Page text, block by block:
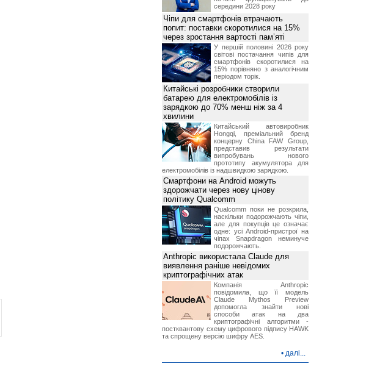
середини 2028 року
Чіпи для смартфонів втрачають
попит: поставки скоротилися на 15%
через зростання вартості пам’яті
У першій половині 2026 року
світові постачання чипів для
смартфонів скоротилися на
15% порівняно з аналогічним
періодом торік.
Китайські розробники створили
батарею для електромобілів із
зарядкою до 70% менш ніж за 4
хвилини
Китайський автовиробник
Hongqi, преміальний бренд
концерну China FAW Group,
представив результати
випробувань нового
прототипу акумулятора для
електромобілів із надшвидкою зарядкою.
Смартфони на Android можуть
здорожчати через нову цінову
політику Qualcomm
Qualcomm поки не розкрила,
наскільки подорожчають чіпи,
але для покупців це означає
одне: усі Android-пристрої на
чіпах Snapdragon неминуче
подорожчають.
Anthropic використала Claude для
виявлення раніше невідомих
криптографічних атак
Компанія Anthropic
повідомила, що її модель
Claude Mythos Preview
допомогла знайти нові
способи атак на два
криптографічні алгоритми -
постквантову схему цифрового підпису HAWK
та спрощену версію шифру AES.
• далі...